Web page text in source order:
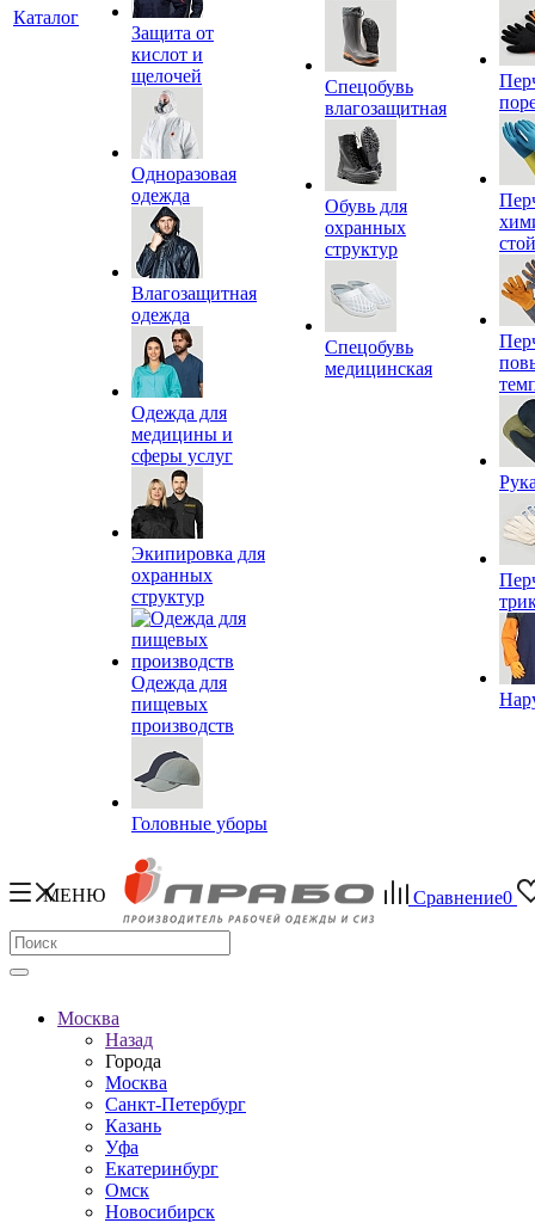
Каталог
Защита от
кислот и
щелочей
Одноразовая
одежда
Влагозащитная
одежда
Одежда для
медицины и
сферы услуг
Экипировка для
охранных
структур
Одежда для
пищевых
производств
Головные уборы
Спецобувь
влагозащитная
Обувь для
охранных
структур
Спецобувь
медицинская
МЕНЮ Сравнение0
Москва
Назад
Города
Москва
Санкт-Петербург
Казань
Уфа
Екатеринбург
Омск
Новосибирск